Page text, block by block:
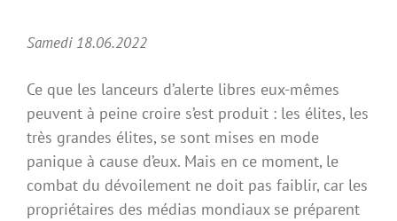
Samedi 18.06.2022
Ce que les lanceurs d’alerte libres eux-mêmes
peuvent à peine croire s’est produit : les élites, les
très grandes élites, se sont mises en mode
panique à cause d’eux. Mais en ce moment, le
combat du dévoilement ne doit pas faiblir, car les
propriétaires des médias mondiaux se préparent